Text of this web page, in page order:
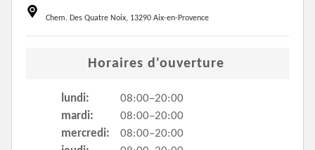
Chem. Des Quatre Noix, 13290 Aix-en-Provence
Horaires d'ouverture
lundi:
08:00–20:00
mardi:
08:00–20:00
mercredi:
08:00–20:00